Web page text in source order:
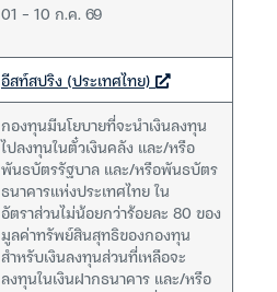
01 – 10 ก.ค. 69
อีสท์สปริง (ประเทศไทย)
กองทุนมีนโยบายที่จะนำเงินลงทุน
ไปลงทุนในตั๋วเงินคลัง และ/หรือ
พันธบัตรรัฐบาล และ/หรือพันธบัตร
ธนาคารแห่งประเทศไทย ใน
อัตราส่วนไม่น้อยกว่าร้อยละ 80 ของ
มูลค่าทรัพย์สินสุทธิของกองทุน
สำหรับเงินลงทุนส่วนที่เหลือจะ
ลงทุนในเงินฝากธนาคาร และ/หรือ